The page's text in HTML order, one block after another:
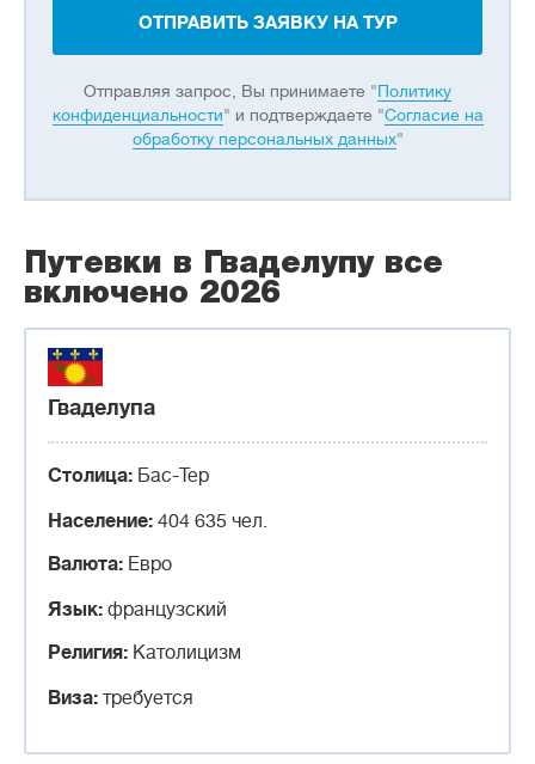
ОТПРАВИТЬ ЗАЯВКУ НА ТУР
Отправляя запрос, Вы принимаете "Политику
конфиденциальности" и подтверждаете "Согласие на
обработку персональных данных"
Путевки в Гваделупу все
включено 2026
Гваделупа
Столица: Бас-Тер
Население: 404 635 чел.
Валюта: Евро
Язык: французский
Религия: Католицизм
Виза: требуется